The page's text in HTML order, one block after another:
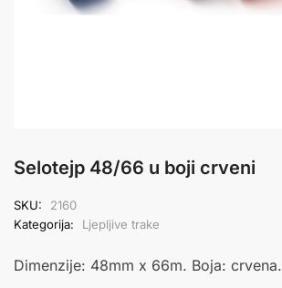
Selotejp 48/66 u boji crveni
SKU:
2160
Kategorija:
Ljepljive trake
Dimenzije: 48mm x 66m. Boja: crvena.